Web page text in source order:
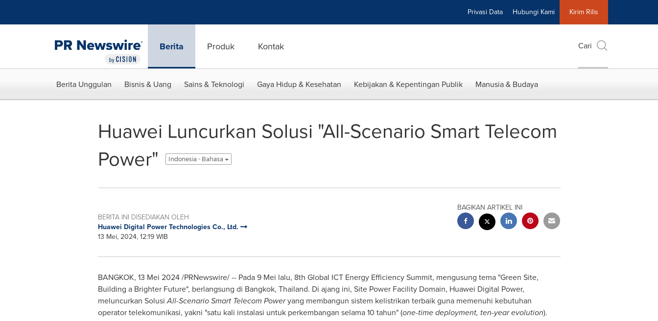
Privasi Data Hubungi Kami Kirim Rilis
Berita Produk Kontak Cari
Berita Unggulan Bisnis & Uang Sains & Teknologi Gaya Hidup & Kesehatan Kebijakan & Kepentingan Publik Manusia & Budaya
Huawei Luncurkan Solusi "All-Scenario Smart Telecom
Power"
Indonesia - Bahasa
BERITA INI DISEDIAKAN OLEH
Huawei Digital Power Technologies Co., Ltd.
13 Mei, 2024, 12:19 WIB
BAGIKAN ARTIKEL INI
BANGKOK, 13 Mei 2024 /PRNewswire/ -- Pada 9 Mei lalu, 8th Global ICT Energy Efficiency Summit, mengusung tema "Green Site,
Building a Brighter Future", berlangsung di Bangkok, Thailand. Di ajang ini, Site Power Facility Domain, Huawei Digital Power,
meluncurkan SolusiAll-Scenario Smart Telecom Poweryang membangun sistem kelistrikan terbaik guna memenuhi kebutuhan
operator telekomunikasi, yakni "satu kali instalasi untuk perkembangan selama 10 tahun" (one-time deployment, ten-year evolution).